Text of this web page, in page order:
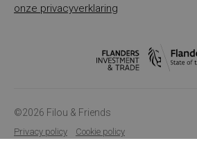
onze privacyverklaring
©2026 Filou & Friends
Privacy policy Cookie policy